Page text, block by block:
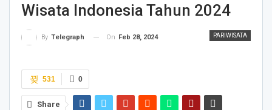
Wisata Indonesia Tahun 2024
PARIWISATA
By Telegraph On Feb 28, 2024
0
531
Share